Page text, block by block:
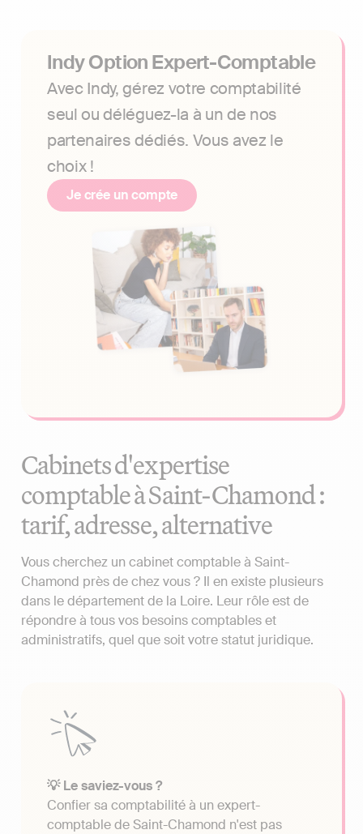
Indy Option Expert-Comptable
Avec Indy, gérez votre comptabilité
seul ou déléguez-la à un de nos
partenaires dédiés. Vous avez le
choix !
Je crée un compte
Cabinets d'expertise
comptable à Saint-Chamond :
tarif, adresse, alternative
Vous cherchez un cabinet comptable à Saint-
Chamond près de chez vous ? Il en existe plusieurs
dans le département de la Loire. Leur rôle est de
répondre à tous vos besoins comptables et
administratifs, quel que soit votre statut juridique.
💡 Le saviez-vous ?
Confier sa comptabilité à un expert-
comptable de Saint-Chamond n'est pas